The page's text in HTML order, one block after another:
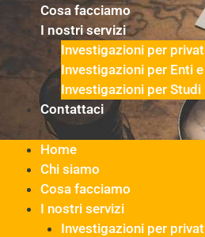
Cosa facciamo
I nostri servizi
Investigazioni per
Investigazioni per Enti
Investigazioni per Studi
Contattaci
Home
Chi siamo
Cosa facciamo
I nostri servizi
Investigazioni per